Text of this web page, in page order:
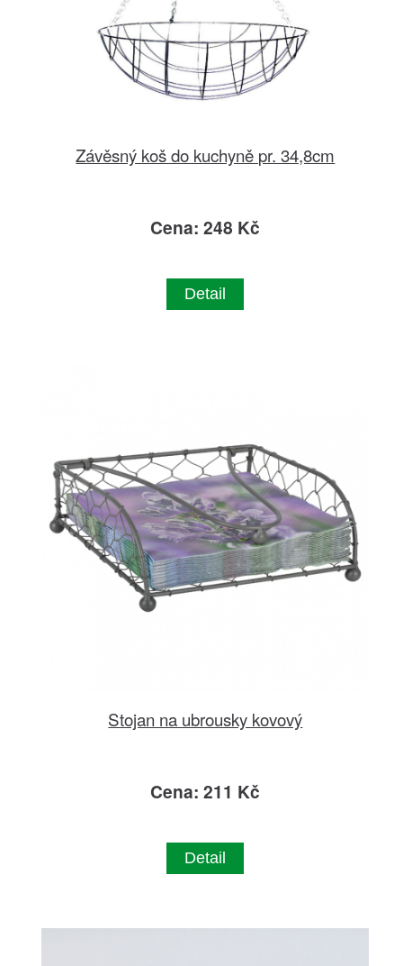
Závěsný koš do kuchyně pr. 34,8cm
Cena: 248 Kč
Detail
Stojan na ubrousky kovový
Cena: 211 Kč
Detail